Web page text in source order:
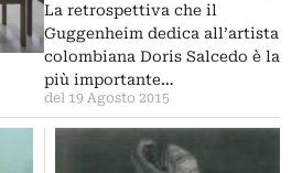
La retrospettiva che il
Guggenheim dedica all’artista
colombiana Doris Salcedo è la
più importante…
del 19 Agosto 2015